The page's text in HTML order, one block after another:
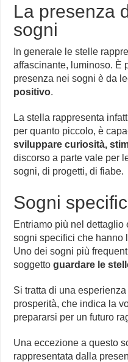
La presenza
sogni
In generale le stelle
affascinante, luminoso. È
presenza nei sogni è da
positivo.
La stella rappresenta
per quanto piccolo, è
sviluppare curiosità,
discorso a parte vale per
sogni, di progetti, di fiabe.
Sogni
Entriamo più nel
sogni specifici che hanno
Uno dei sogni più
soggettoguardare le
Si tratta di una
prosperità, che indica la
prepararsi per un futuro
Una eccezione a questo
rappresentata dalla